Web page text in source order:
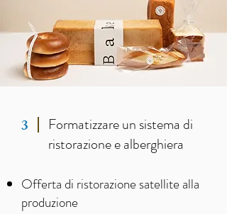
3
Formatizzare un sistema di
ristorazione e alberghiera
Offerta di ristorazione satellite alla
produzione